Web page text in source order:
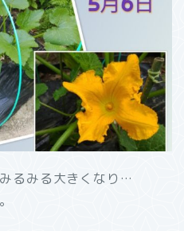
るみる大きくなり…